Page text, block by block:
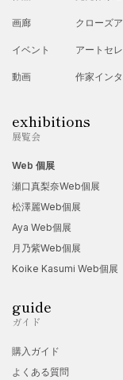
画廊
イベント
動画
クローズ
アートセ
作家イン
exhibitions
展覧会
Web 個展
瀬口真梨奈Web個展
松澤麗Web個展
Aya Web個展
月乃紫Web個展
Koike Kasumi Web個展
guide
ガイド
購入ガイド
よくある質問